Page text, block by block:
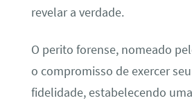
revelar a verdade.
O perito forense, nomeado
o compromisso de exercer
fidelidade, estabelecendo